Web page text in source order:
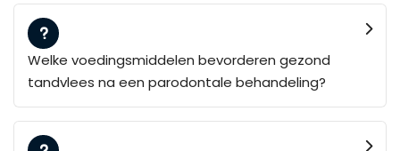
Welke voedingsmiddelen bevorderen gezond
tandvlees na een parodontale behandeling?